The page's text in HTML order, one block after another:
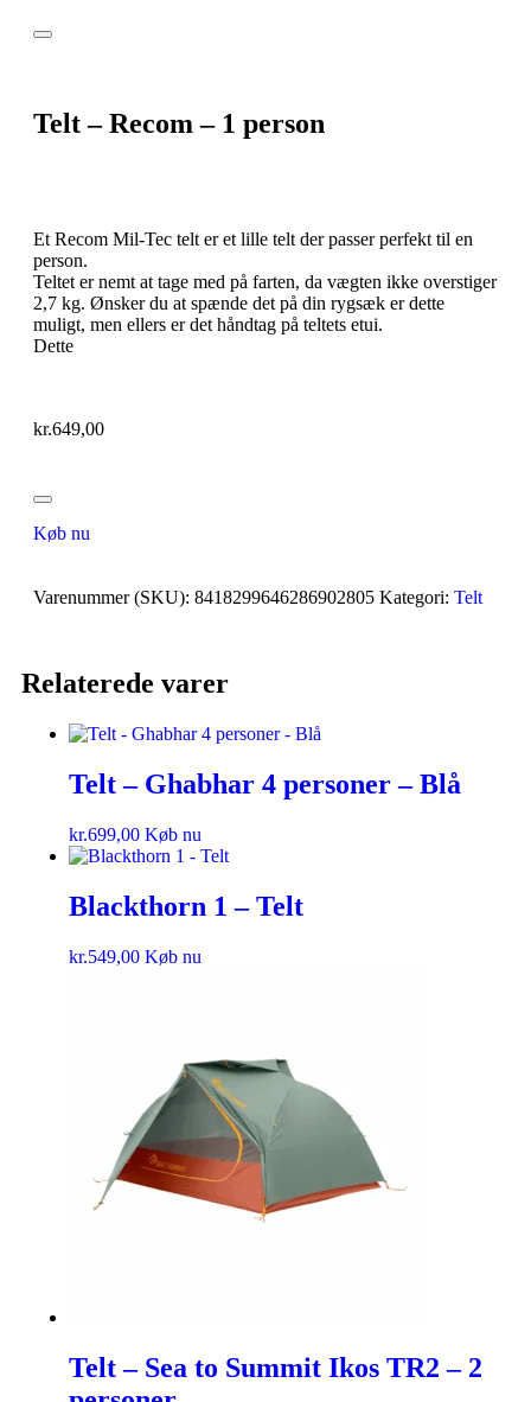
Telt – Recom – 1 person
Et Recom Mil-Tec telt er et lille telt der passer perfekt til en
person.
Teltet er nemt at tage med på farten, da vægten ikke overstiger
2,7 kg. Ønsker du at spænde det på din rygsæk er dette
muligt, men ellers er det håndtag på teltets etui.
Dette
kr.649,00
Køb nu
Varenummer (SKU): 8418299646286902805 Kategori: Telt
Relaterede varer
Telt – Ghabhar 4 personer – Blå
kr.699,00 Køb nu
Blackthorn 1 – Telt
kr.549,00 Køb nu
Telt – Sea to Summit Ikos TR2 – 2